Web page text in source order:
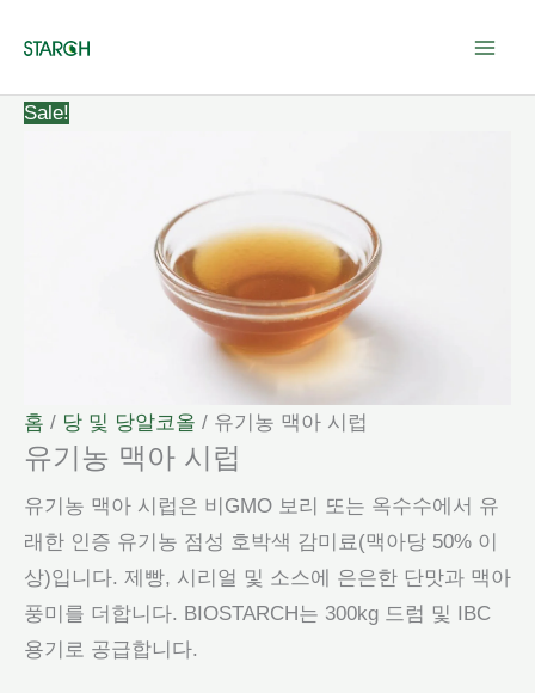
Sale!
홈 / 당 및 당알코올 / 유기농 맥아 시럽
유기농 맥아 시럽
유기농 맥아 시럽은 비GMO 보리 또는 옥수수에서 유
래한 인증 유기농 점성 호박색 감미료(맥아당 50% 이
상)입니다. 제빵, 시리얼 및 소스에 은은한 단맛과 맥아
풍미를 더합니다. BIOSTARCH는 300kg 드럼 및 IBC
용기로 공급합니다.